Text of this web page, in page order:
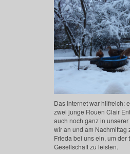
Das Internet war hilfreich:
zwei junge Rouen Clair
auch noch ganz in
wir an und am Nachmittag
Frieda bei uns ein, um der
Gesellschaft zu leisten.